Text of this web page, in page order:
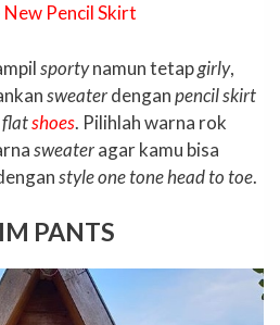
New Pencil Skirt
sportynamun tetapgirly,
sweaterdenganpencil skirt
flatshoes. Pilihlah warna rok
sweateragar kamu bisa
style one tone head to toe.
PANTS